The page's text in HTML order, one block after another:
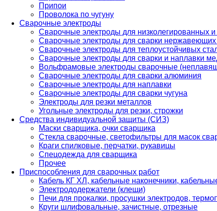
Припои
Проволока по чугуну
Сварочные электроды
Сварочные электроды для низколегированных и
Сварочные электроды для сварки
Сварочные электроды для теплоустойчивых
Сварочные электроды для сварки и наплавки
Вольфрамовые электроды сварочные
Сварочные электроды для сварки алюминия
Сварочные электроды для наплавки
Сварочные электроды для сварки чугуна
Электроды для резки металлов
Угольные электроды для резки, строжки
Средства индивидуальной защиты (СИЗ)
Маски сварщика, очки сварщика
Стекла сварочные, светофильтры для масок
Краги спилковые, перчатки, рукавицы
Спецодежда для сварщика
Прочее
Приспособления для сварочных работ
Кабель КГ ХЛ, кабельные наконечники,
Электрододержатели (клещи)
Печи для прокалки, просушки электродов,
Круги шлифовальные, зачистные, отрезные